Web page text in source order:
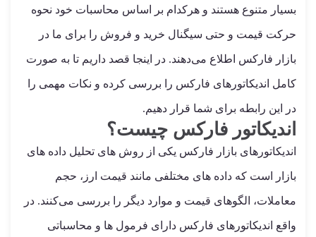
بسیار متنوع هستند و هرکدام بر اساس محاسبات خود نحوه
حرکت قیمت و حتی سیگنال خرید و فروش را برای ما در
بازار فارکس اطلاع می‌دهند. در اینجا قصد داریم تا به صورت
کامل اندیکاتورهای فارکس را بررسی کرده و نکات مهمی را
در این رابطه برای شما قرار دهیم.
اندیکاتور فارکس چیست؟
اندیکاتورهای بازار فارکس یکی از روش های تحلیل داده های
بازار است که داده های مختلفی مانند قیمت ارز، حجم
معاملات، الگوهای قیمت و موارد دیگر را بررسی می‌کنند. در
واقع اندیکاتورهای فارکس دارای فرمول ها و محاسباتی